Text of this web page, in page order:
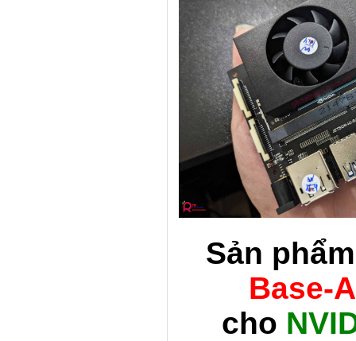
Sản
Base-A
cho